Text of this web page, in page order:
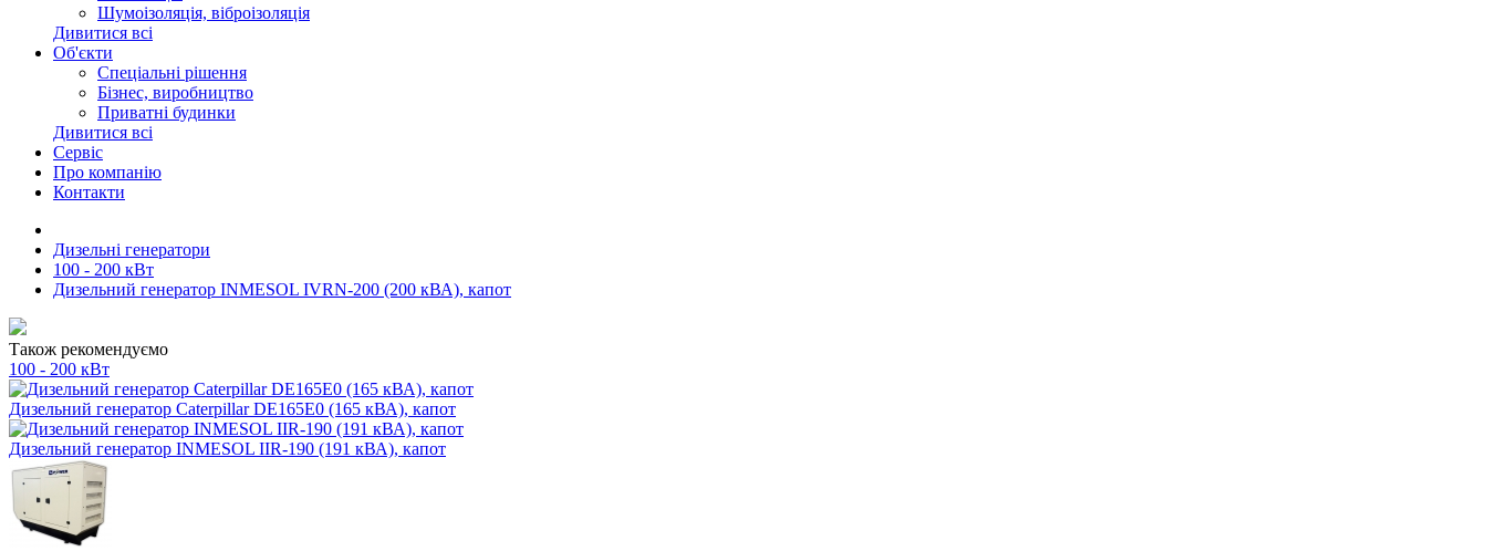
Шумоізоляція, віброізоляція
Дивитися всі
Об'єкти
Спеціальні рішення
Бізнес, виробництво
Приватні будинки
Дивитися всі
Сервіс
Про компанію
Контакти
Дизельні генератори
100 - 200 кВт
Дизельний генератор INMESOL IVRN-200 (200 кВА), капот
Також рекомендуємо
100 - 200 кВт
Дизельний генератор Caterpillar DE165E0 (165 кВА), капот
Дизельний генератор INMESOL IIR-190 (191 кВА), капот